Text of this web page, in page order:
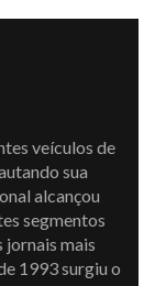
veículos de
sua
alcançou
segmentos
jornais mais
1993 surgiu o